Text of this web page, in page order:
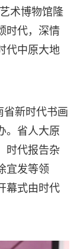
术博物馆隆
时代，深情
代中原大地
省新时代书画
。省人大原
时代报告杂
宜发等领
幕式由时代